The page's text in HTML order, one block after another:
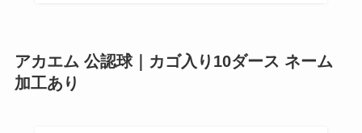
アカエム 公認球｜カゴ入り10ダース ネーム
加工あり